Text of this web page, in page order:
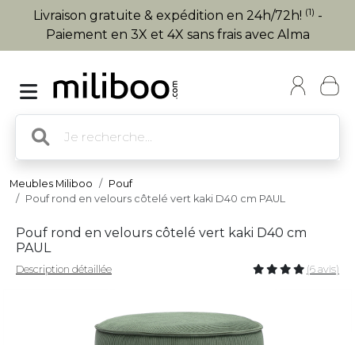
Livraison gratuite & expédition en 24h/72h! (1) -
Paiement en 3X et 4X sans frais avec Alma
Meubles Miliboo
Pouf
Pouf rond en velours côtelé vert kaki D40 cm PAUL
Pouf rond en velours côtelé vert kaki D40 cm
PAUL
Description détaillée (6 avis)